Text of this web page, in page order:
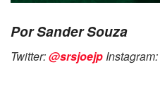
Por Sander Souza
Twitter:@srsjoejp Instagram: